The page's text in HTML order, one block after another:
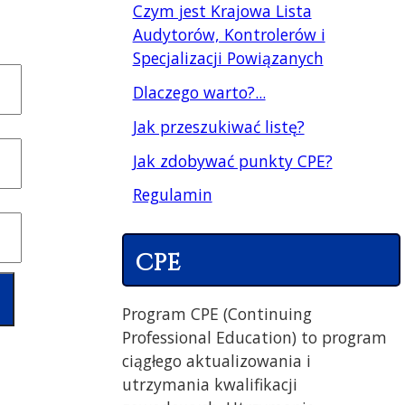
Czym jest Krajowa Lista
Audytorów, Kontrolerów i
Specjalizacji Powiązanych
Dlaczego warto?...
Jak przeszukiwać listę?
Jak zdobywać punkty CPE?
Regulamin
CPE
Program CPE (Continuing
Professional Education) to program
ciągłego aktualizowania i
utrzymania kwalifikacji